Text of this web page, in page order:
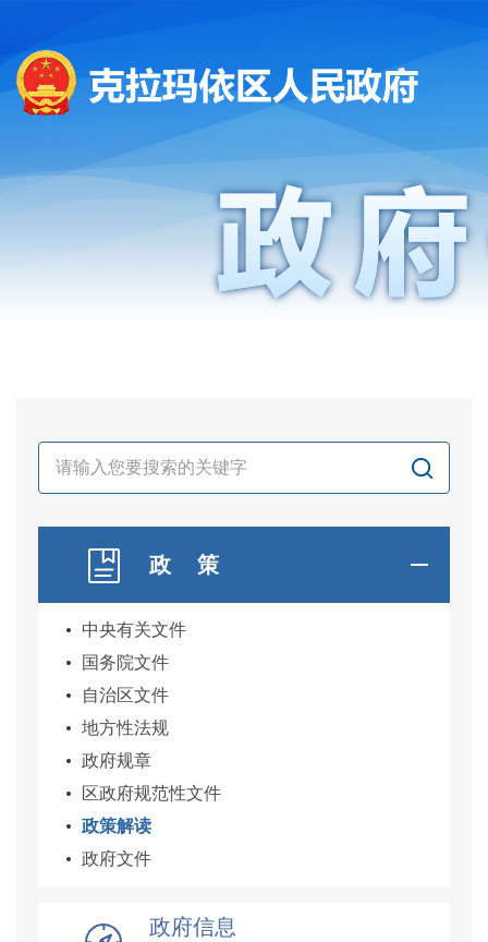
政 策
中央有关文件
国务院文件
自治区文件
地方性法规
政府规章
区政府规范性文件
政策解读
政府文件
政府信息